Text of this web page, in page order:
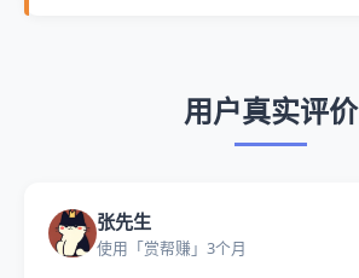
用户真实评价
张先生
使用「赏帮赚」3个月